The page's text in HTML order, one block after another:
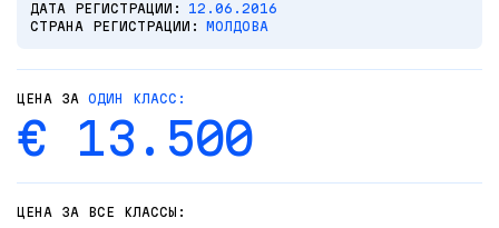
ЦЕНА ЗА ОДИН КЛАСС:
€ 13.500
ЦЕНА ЗА ВСЕ КЛАССЫ:
ДАТА РЕГИСТРАЦИИ:
12.06.2016
СТРАНА РЕГИСТРАЦИИ:
МОЛДОВА